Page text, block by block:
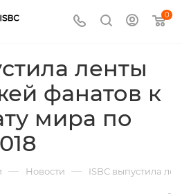
0
ленты
фанатов к
мира по
— Новости — ISBC выпустила